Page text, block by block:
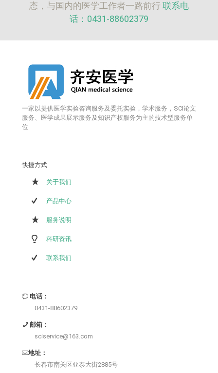
态，与国内的医学工作者一路前行联系电
话：0431-88602379
一家以提供医学实验咨询服务及委托实验，学术服务，SCI论文
服务、医学成果展示服务及知识产权服务为主的技术型服务单
位
快捷方式
关于我们
产品中心
服务说明
科研资讯
联系我们
电话：
0431-88602379
邮箱：
sciservice@163.com
地址：
长春市南关区亚泰大街2885号